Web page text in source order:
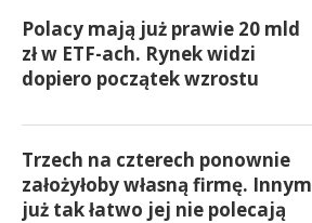
Polacy mają już prawie 20 mld
zł w ETF-ach. Rynek widzi
dopiero początek wzrostu
Trzech na czterech ponownie
założyłoby własną firmę. Innym
już tak łatwo jej nie polecają